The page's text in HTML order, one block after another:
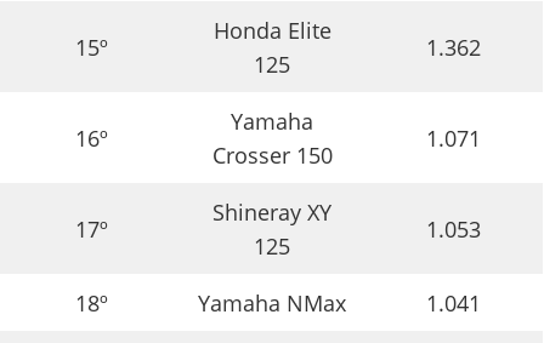
15º
Honda Elite
125
1.362
16º
Yamaha
Crosser 150
1.071
17º
Shineray XY
125
1.053
18º Yamaha NMax 1.041